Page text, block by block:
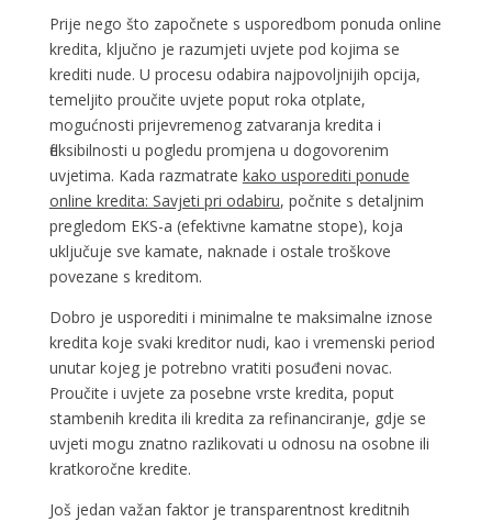
Prije nego što započnete s usporedbom ponuda online
kredita, ključno je razumjeti uvjete pod kojima se
krediti nude. U procesu odabira najpovoljnijih opcija,
temeljito proučite uvjete poput roka otplate,
mogućnosti prijevremenog zatvaranja kredita i
fleksibilnosti u pogledu promjena u dogovorenim
uvjetima. Kada razmatrate kako usporediti ponude
online kredita: Savjeti pri odabiru, počnite s detaljnim
pregledom EKS-a (efektivne kamatne stope), koja
uključuje sve kamate, naknade i ostale troškove
povezane s kreditom.
Dobro je usporediti i minimalne te maksimalne iznose
kredita koje svaki kreditor nudi, kao i vremenski period
unutar kojeg je potrebno vratiti posuđeni novac.
Proučite i uvjete za posebne vrste kredita, poput
stambenih kredita ili kredita za refinanciranje, gdje se
uvjeti mogu znatno razlikovati u odnosu na osobne ili
kratkoročne kredite.
Još jedan važan faktor je transparentnost kreditnih